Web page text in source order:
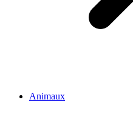
Animaux